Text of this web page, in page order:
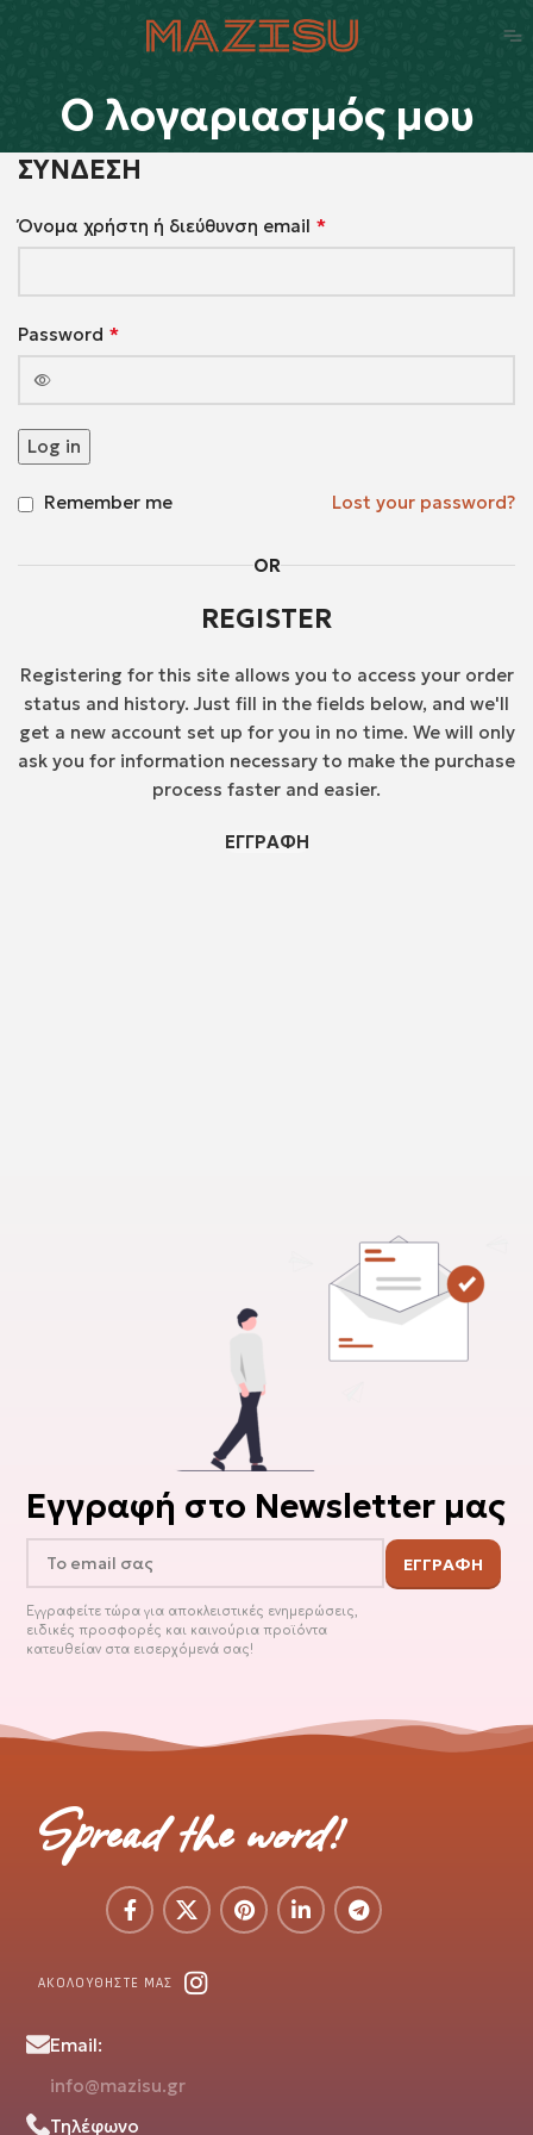
Ο λογαριασμός μου
ΣΎΝΔΕΣΗ
Όνομα χρήστη ή διεύθυνση email *
Password *
Log in
Lost your password?
Remember me
OR
REGISTER
Registering for this site allows you to access your order
status and history. Just fill in the fields below, and we'll
get a new account set up for you in no time. We will only
ask you for information necessary to make the purchase
process faster and easier.
ΕΓΓΡΑΦΉ
Εγγραφή στο Newsletter μας
Εγγραφείτε τώρα για αποκλειστικές ενημερώσεις,
ειδικές προσφορές και καινούρια προϊόντα
κατευθείαν στα εισερχόμενά σας!
Spread the word!
ΑΚΟΛΟΥΘΗΣΤΕ ΜΑΣ
Email:
info@mazisu.gr
Τηλέφωνο